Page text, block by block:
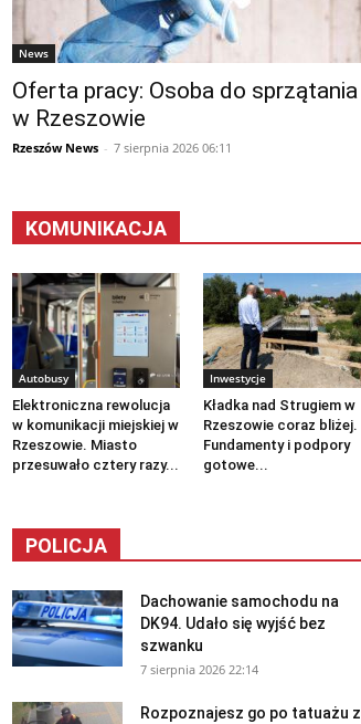
News
Oferta pracy: Osoba do sprzątania
w Rzeszowie
Rzeszów News - 7 sierpnia 2026 06:11
KOMUNIKACJA
Autobusy
Elektroniczna rewolucja
w komunikacji miejskiej w
Rzeszowie. Miasto
przesuwało cztery razy...
Inwestycje
Kładka nad Strugiem w
Rzeszowie coraz bliżej.
Fundamenty i podpory
gotowe...
POLICJA
Dachowanie samochodu na
DK94. Udało się wyjść bez
szwanku
7 sierpnia 2026 22:14
Rozpoznajesz go po tatuażu z